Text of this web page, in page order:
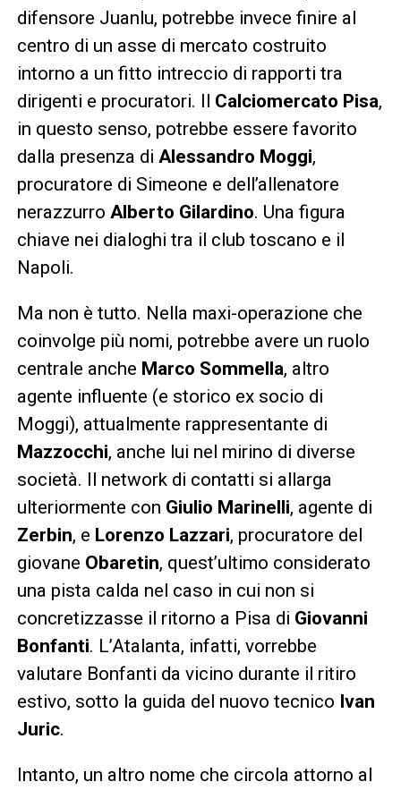
difensore Juanlu, potrebbe invece finire al
centro di un asse di mercato costruito
intorno a un fitto intreccio di rapporti tra
dirigenti e procuratori. Il Calciomercato Pisa,
in questo senso, potrebbe essere favorito
dalla presenza di Alessandro Moggi,
procuratore di Simeone e dell’allenatore
nerazzurro Alberto Gilardino. Una figura
chiave nei dialoghi tra il club toscano e il
Napoli.
Ma non è tutto. Nella maxi-operazione che
coinvolge più nomi, potrebbe avere un ruolo
centrale anche Marco Sommella, altro
agente influente (e storico ex socio di
Moggi), attualmente rappresentante di
Mazzocchi, anche lui nel mirino di diverse
società. Il network di contatti si allarga
ulteriormente con Giulio Marinelli, agente di
Zerbin, e Lorenzo Lazzari, procuratore del
giovane Obaretin, quest’ultimo considerato
una pista calda nel caso in cui non si
concretizzasse il ritorno a Pisa di Giovanni
Bonfanti. L’Atalanta, infatti, vorrebbe
valutare Bonfanti da vicino durante il ritiro
estivo, sotto la guida del nuovo tecnico Ivan
Juric.
Intanto, un altro nome che circola attorno al